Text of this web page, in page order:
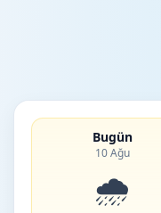
Bugün
10 Ağu
🌧️